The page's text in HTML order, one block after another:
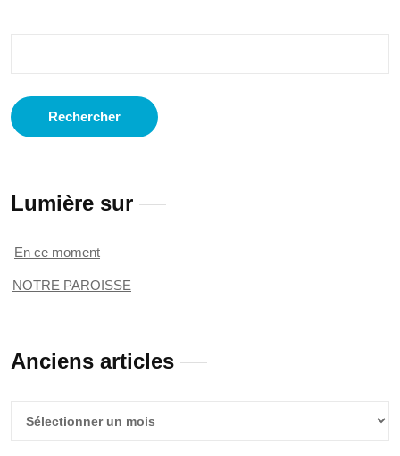
Lumière sur
En ce moment
NOTRE PAROISSE
Anciens articles
articles